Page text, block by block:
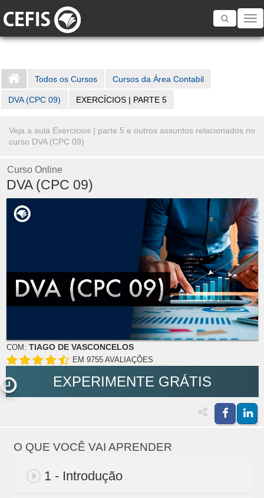
Toggle
Todos os Cursos Cursos da Área Contabil
DVA (CPC 09) EXERCÍCIOS | PARTE 5
Veja a aula Exercícios | parte 5 e outros assuntos relacionados no
curso DVA (CPC 09)
Curso Online
DVA (CPC 09)
COM: TIAGO DE VASCONCELOS
EM 9755 AVALIAÇÕES
EXPERIMENTE GRÁTIS
O QUE VOCÊ VAI APRENDER
1 - Introdução